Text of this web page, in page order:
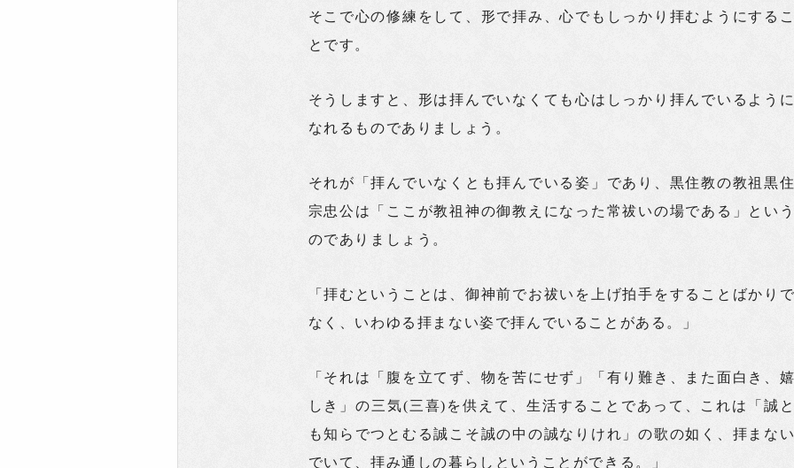
そこで心の修練をして、形で拝み、心でもしっかり拝むようにする
とです。
そうしますと、形は拝んでいなくても心はしっかり拝んでいるよう
なれるものでありましょう。
それが「拝んでいなくとも拝んでいる姿」であり、黒住教の教祖黒
宗忠公は「ここが教祖神の御教えになった常祓いの場である」とい
のでありましょう。
「拝むということは、御神前でお祓いを上げ拍手をすることばかり
なく、いわゆる拝まない姿で拝んでいることがある。」
「それは「腹を立てず、物を苦にせず」「有り難き、また面白き、
しき」の三気(三喜)を供えて、生活することであって、これは「誠
も知らでつとむる誠こそ誠の中の誠なりけれ」の歌の如く、拝まな
でいて、拝み通しの暮らしということができる。」